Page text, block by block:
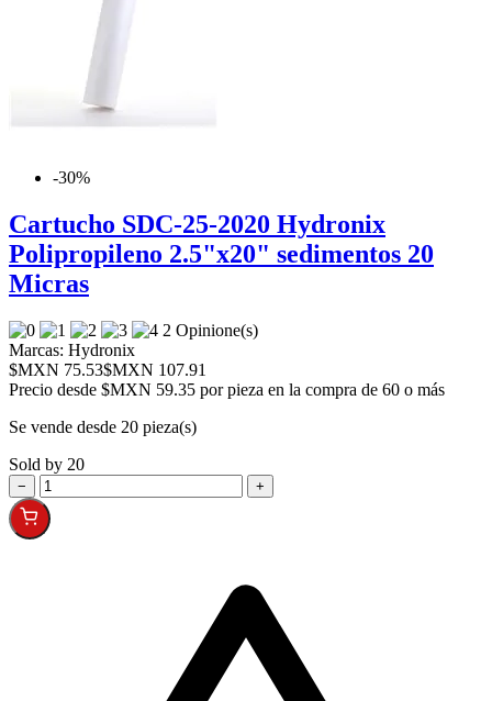
-30%
Cartucho SDC-25-2020 Hydronix
Polipropileno 2.5"x20" sedimentos 20
Micras
2 Opinione(s)
Marcas: Hydronix
$MXN 75.53$MXN 107.91
Precio desde $MXN 59.35 por pieza en la compra de 60 o más
Se vende desde 20 pieza(s)
Sold by 20
− +